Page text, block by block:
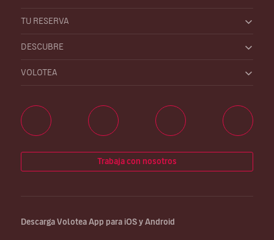
TU RESERVA
DESCUBRE
VOLOTEA
Trabaja con nosotros
Descarga Volotea App para iOS y Android